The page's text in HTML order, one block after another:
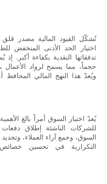
تُشكّل القيود المالية مصدر
اختيار الحد الأدنى المنخفض
تدفقاتها النقدية بكفاءة أكبر.
حجماً، مما يسمح لرواد الأعمال
ويُعدّ هذا النهج المالي المحافظ
يُعدّ اختبار السوق أمراً بالغ
للشركات الناشئة إطلاق
السوق، وجمع آراء العملاء،
التكرارية في تحسين خصائص